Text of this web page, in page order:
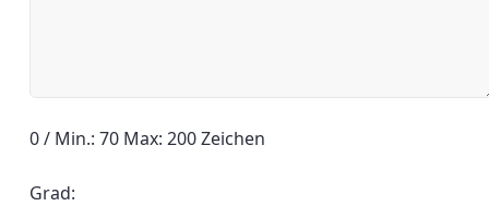
0 / Min.: 70 Max: 200 Zeichen
Grad: